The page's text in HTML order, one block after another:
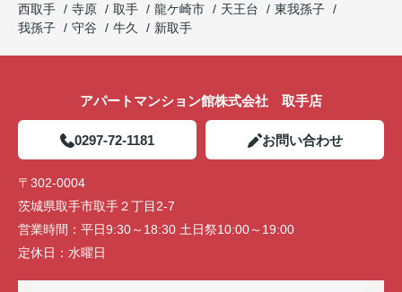
西取手
寺原 取手 龍ケ崎市 天王台
東我孫子
我孫子
守谷 牛久 新取手
アパートマンション館株式会社 取手店
0297-72-1181 お問い合わせ
〒302-0004
茨城県取手市取手２丁目2-7
営業時間： 平日9:30～18:30 土日祭10:00～19:00
定休日： 水曜日